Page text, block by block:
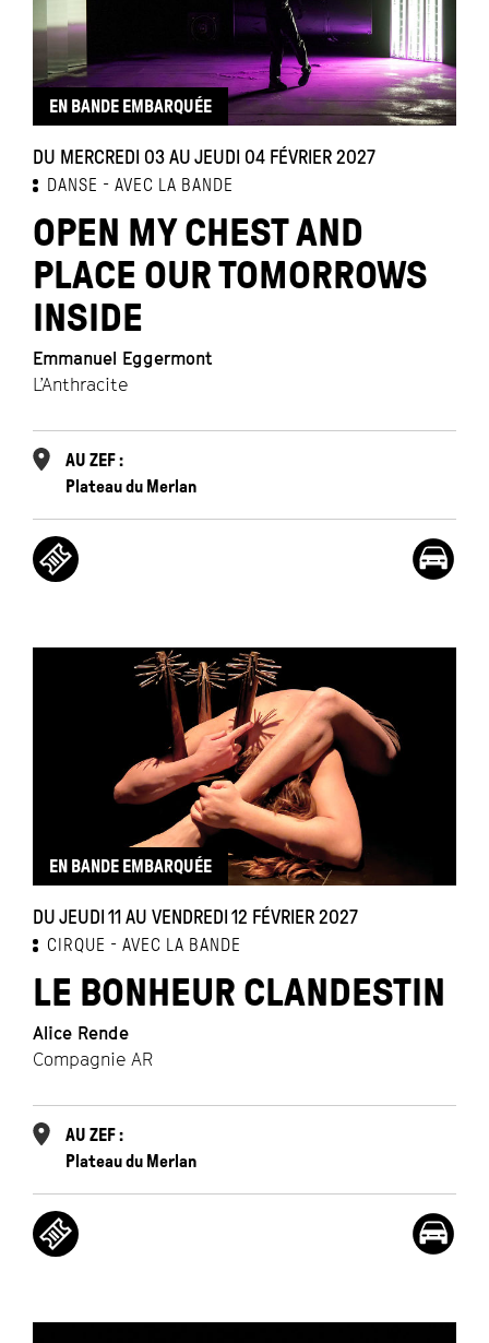
EN BANDE EMBARQUÉE
DU MERCREDI 03 AU JEUDI 04 FÉVRIER 2027
DANSE AVEC LA BANDE
OPEN MY CHEST AND
PLACE OUR TOMORROWS
INSIDE
Emmanuel Eggermont
L’Anthracite
AU ZEF :
Plateau du Merlan
EN BANDE EMBARQUÉE
DU JEUDI 11 AU VENDREDI 12 FÉVRIER 2027
CIRQUE AVEC LA BANDE
LE BONHEUR CLANDESTIN
Alice Rende
Compagnie AR
AU ZEF :
Plateau du Merlan